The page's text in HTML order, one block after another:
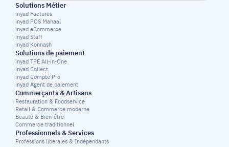
Solutions Métier
inyad Factures
inyad POS Mahaal
inyad eCommerce
inyad Staff
inyad Konnash
Solutions de paiement
inyad TPE All-in-One
inyad Collect
inyad Compte Pro
inyad Agent de paiement
Commerçants & Artisans
Restauration & Foodservice
Retail & Commerce moderne
Beauté & Bien-être
Commerce traditionnel
Professionnels & Services
Professions libérales & Indépendants